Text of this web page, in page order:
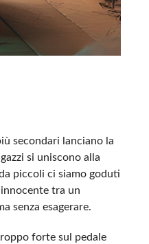
secondari lanciano la
si uniscono alla
piccoli ci siamo goduti
tra un
senza esagerare.
forte sul pedale